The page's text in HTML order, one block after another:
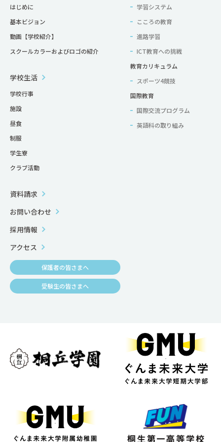
はじめに
基本ビジョン
動画【学校紹介】
スクールカラーおよびロゴの紹介
学習システム
こころの教育
進路学習
ICT教育への挑戦
教育カリキュラム
スポーツ4競技
国際教育
国際交流プログラム
英語科の取り組み
学校生活
学校行事
施設
昼食
制服
学生寮
クラブ活動
資料請求
お問い合わせ
採用情報
アクセス
保護者の皆さまへ
受験生の皆さまへ